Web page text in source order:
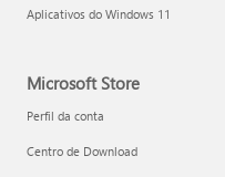
Aplicativos do Windows 11
Microsoft Store
Perfil da conta
Centro de Download